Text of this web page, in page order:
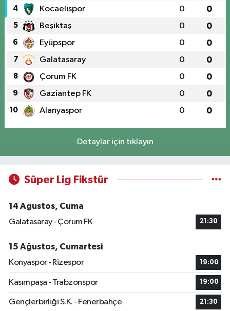
4 Kocaelispor 0 0
5 Beşiktaş 0 0
6 Eyüpspor 0 0
7 Galatasaray 0 0
8 Çorum FK 0 0
9 Gaziantep FK 0 0
10 Alanyaspor 0 0
Detaylar için tıklayın
Süper Lig Fikstür
14 Ağustos, Cuma
Galatasaray - Çorum FK
21:30
15 Ağustos, Cumartesi
Konyaspor - Rizespor
19:00
Kasımpaşa - Trabzonspor 19:00
Gençlerbirliği S.K. - Fenerbahçe 21:30